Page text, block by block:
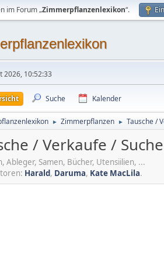
im Forum „Zimmerpflanzenlexikon“.
2026, 10:52:33
Suche Kalender
► Zimmerpflanzen ► Tausche /
/ Verkaufe / Suche
Ableger, Samen, Bücher, Utensiilien, ...
Harald, Daruma, Kate MacLila.